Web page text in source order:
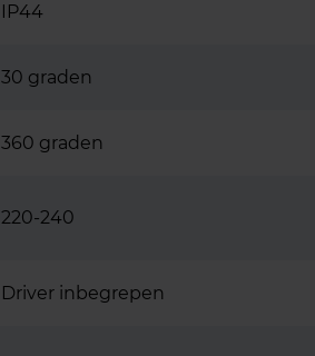
IP44
30 graden
360 graden
220-240
Driver inbegrepen